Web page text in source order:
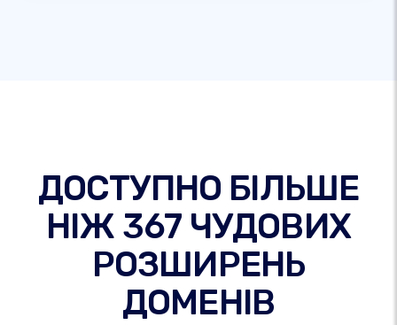
ДОСТУПНО БІЛЬШЕ
НІЖ 367 ЧУДОВИХ
РОЗШИРЕНЬ
ДОМЕНІВ